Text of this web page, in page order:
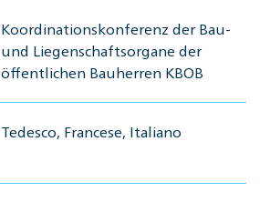
Koordinationskonferenz der Bau-
und Liegenschaftsorgane der
öffentlichen Bauherren KBOB
Tedesco, Francese, Italiano